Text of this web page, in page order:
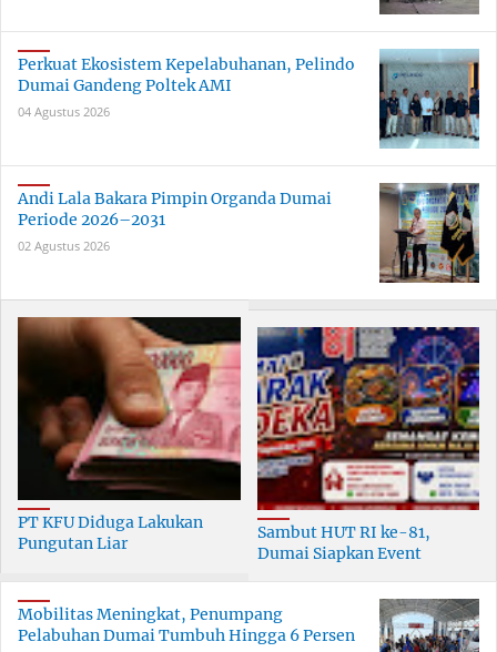
Perkuat Ekosistem Kepelabuhanan, Pelindo
Dumai Gandeng Poltek AMI
04 Agustus 2026
Andi Lala Bakara Pimpin Organda Dumai
Periode 2026–2031
02 Agustus 2026
PT KFU Diduga Lakukan
Pungutan Liar
Dumai
Sambut HUT RI ke-81,
Dumai Siapkan Event
Mobilitas Meningkat, Penumpang
Pelabuhan Dumai Tumbuh Hingga 6 Persen